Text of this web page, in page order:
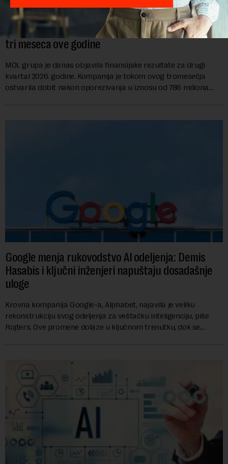
MOL ostvario profit od 786 miliona dolara u druga
tri meseca ove godine
MOL grupa je danas objavila finansijske rezultate za drugi
kvartal 2026. godine. Kompanija je tokom ovog tromesečja
ostvarila dobit nakon oporezivanja u iznosu od 786 miliona
Google menja rukovodstvo AI odeljenja: Demis
Hasabis i ključni inženjeri napuštaju dosadašnje
uloge
Krovna kompanija Google-a, Alphabet, najavila je veliku
rekonstrukciju svog odeljenja za veštačku inteligenciju, piše
Rojters. Ove promene dolaze u ključnom trenutku, dok se